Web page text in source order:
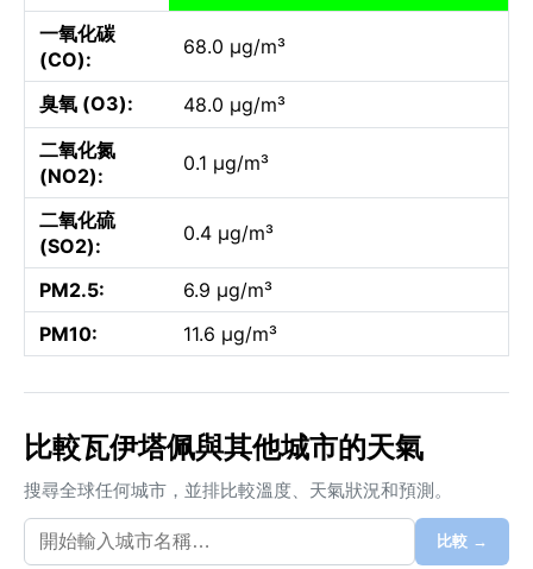
一氧化碳
(CO):
68.0 µg/m³
臭氧 (O3):
48.0 µg/m³
二氧化氮
(NO2):
0.1 µg/m³
二氧化硫
(SO2):
0.4 µg/m³
PM2.5:
6.9 µg/m³
PM10:
11.6 µg/m³
比較瓦伊塔佩與其他城市的天氣
搜尋全球任何城市，並排比較溫度、天氣狀況和預測。
比較 →